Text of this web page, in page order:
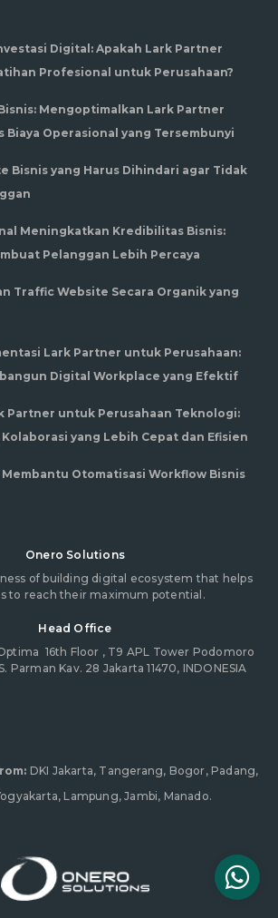
Digital: Apakah Lark Partner
Profesional untuk Perusahaan?
Mengoptimalkan Lark Partner
Biaya Operasional yang Tersembunyi
Bisnis yang Harus Dihindari agar Tidak
Meningkatkan Kredibilitas Bisnis:
Pelanggan Lebih Percaya
Traffic Website Secara Organik yang
Lark Partner untuk Perusahaan:
Digital Workplace yang Efektif
Partner untuk Perusahaan Teknologi:
yang Lebih Cepat dan Efisien
Otomatisasi Workflow Bisnis
Onero Solutions
of building digital ecosystem that helps
to reach their maximum potential.
Head Office
16th Floor , T9 APL Tower Podomoro
Parman Kav. 28 Jakarta 11470, INDONESIA
DKI Jakarta, Tangerang, Bogor, Padang,
Lampung, Jambi, Manado.